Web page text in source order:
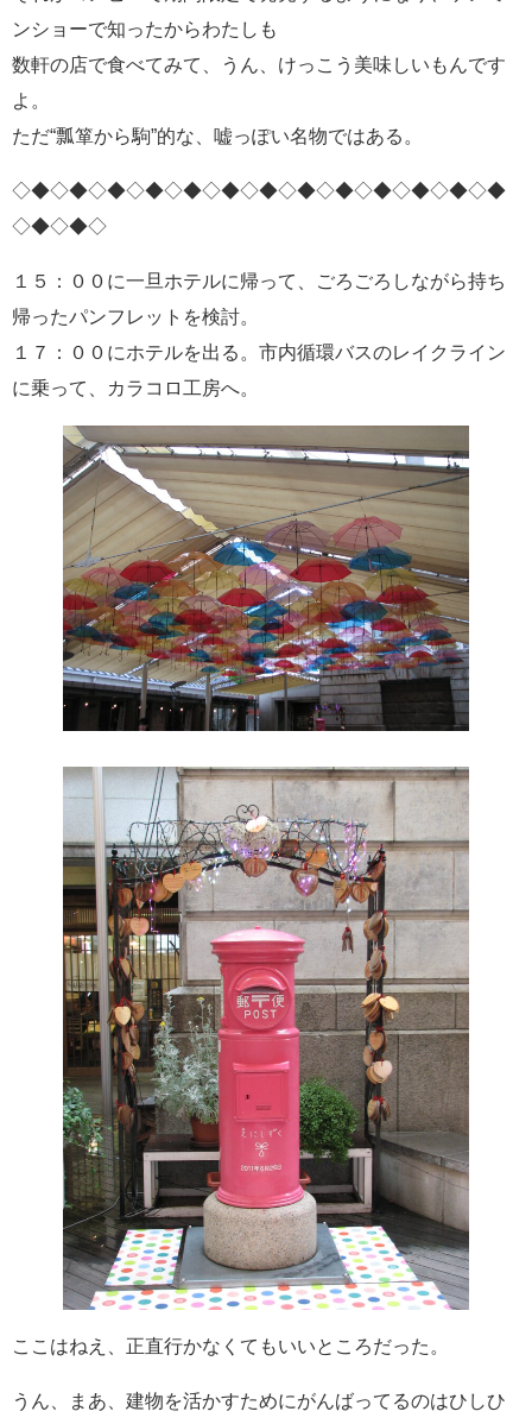
ンショーで知ったからわたしも
数軒の店で食べてみて、うん、けっこう美味しいもんです
よ。
ただ“瓢箪から駒”的な、嘘っぽい名物ではある。
◇◆◇◆◇◆◇◆◇◆◇◆◇◆◇◆◇◆◇◆◇◆◇◆◇◆
◇◆◇◆◇
１５：００に一旦ホテルに帰って、ごろごろしながら持ち
帰ったパンフレットを検討。
１７：００にホテルを出る。市内循環バスのレイクライン
に乗って、カラコロ工房へ。
ここはねえ、正直行かなくてもいいところだった。
うん、まあ、建物を活かすためにがんばってるのはひしひ